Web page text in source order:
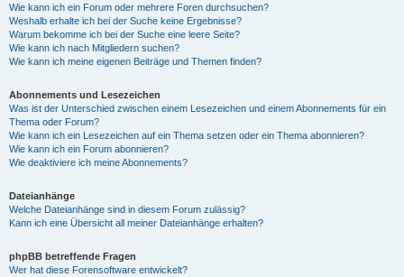
Wie kann ich ein Forum oder mehrere Foren durchsuchen?
Weshalb erhalte ich bei der Suche keine Ergebnisse?
Warum bekomme ich bei der Suche eine leere Seite?
Wie kann ich nach Mitgliedern suchen?
Wie kann ich meine eigenen Beiträge und Themen finden?
Abonnements und Lesezeichen
Was ist der Unterschied zwischen einem Lesezeichen und einem Abonnements für ein
Thema oder Forum?
Wie kann ich ein Lesezeichen auf ein Thema setzen oder ein Thema abonnieren?
Wie kann ich ein Forum abonnieren?
Wie deaktiviere ich meine Abonnements?
Dateianhänge
Welche Dateianhänge sind in diesem Forum zulässig?
Kann ich eine Übersicht all meiner Dateianhänge erhalten?
phpBB betreffende Fragen
Wer hat diese Forensoftware entwickelt?